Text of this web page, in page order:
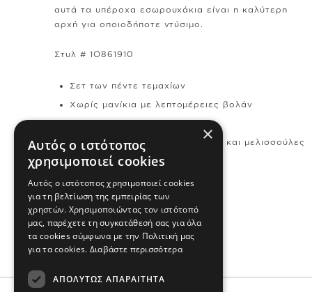
αυτά τα υπέροχα εσωρουχάκια είναι η καλύτερη
αρχή για οποιοδήποτε ντύσιμο.
Στυλ # 1O861910
Σετ των πέντε τεμαχίων
Χωρίς μανίκια με λεπτομέρειες βολάν
Ενισχυμένο κούμπωμα
Ρομαντικά σχέδια με λουλούδια και μελισσούλες
100% Βαμβάκι
Πλένεται στο πλυντήριο
×
Αυτός ο ιστότοπος
χρησιμοποιεί cookies
Αυτός ο ιστότοπος χρησιμοποιεί cookies
για τη βελτίωση της εμπειρίας των
χρηστών. Χρησιμοποιώντας τον ιστότοπό
μας, παρέχετε τη συγκατάθεσή σας για όλα
τα cookies σύμφωνα με την Πολιτική μας
για τα cookies. Διαβάστε περισσότερα
ΑΠΟΛΎΤΩΣ ΑΠΑΡΑΊΤΗΤΑ